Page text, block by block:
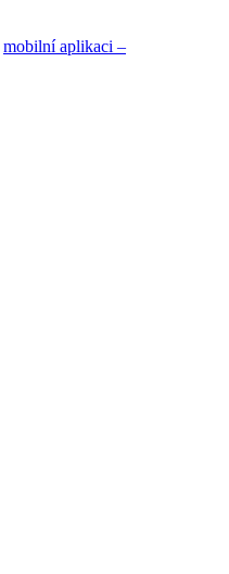
mobilní aplikaci –